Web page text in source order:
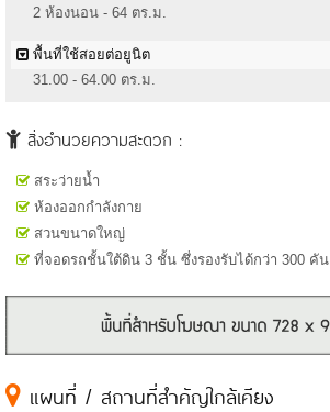
2 ห้องนอน - 64 ตร.ม.
พื้นที่ใช้สอยต่อยูนิต
31.00 - 64.00 ตร.ม.
สิ่งอำนวยความสะดวก :
สระว่ายน้ำ
ห้องออกกำลังกาย
สวนขนาดใหญ่
ที่จอดรถชั้นใต้ดิน 3 ชั้น ซึ่งรองรับได้กว่า 300 คัน
แผนที่ / สถานที่สำคัญใกล้เคียง